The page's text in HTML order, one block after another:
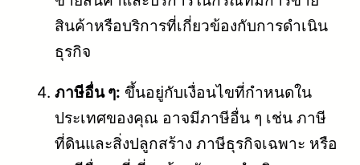
สินค้าหรือบริการที่เกี่ยวข้องกับการดำเนิน
ธุรกิจ
ภาษีอื่น ๆ: ขึ้นอยู่กับเงื่อนไขที่กำหนดใน
ประเทศของคุณ อาจมีภาษีอื่น ๆ เช่น ภาษี
ที่ดินและสิ่งปลูกสร้าง ภาษีธุรกิจเฉพาะ หรือ